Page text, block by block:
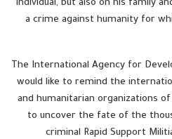
individual, but also on his family
a crime against humanity for
The International Agency for
would like to remind the
and humanitarian organizations
to uncover the fate of the
criminal Rapid Support